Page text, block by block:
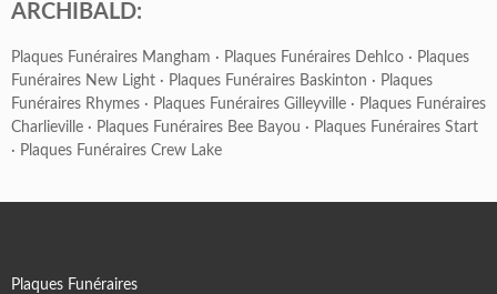
ARCHIBALD:
Plaques Funéraires Mangham · Plaques Funéraires Dehlco · Plaques
Funéraires New Light · Plaques Funéraires Baskinton · Plaques
Funéraires Rhymes · Plaques Funéraires Gilleyville · Plaques Funéraires
Charlieville · Plaques Funéraires Bee Bayou · Plaques Funéraires Start
· Plaques Funéraires Crew Lake
Plaques Funéraires